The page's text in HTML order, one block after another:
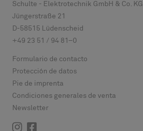
Schulte - Elektrotechnik GmbH & Co. KG
Jüngerstraße 21
D-58515 Lüdenscheid
+49 23 51 / 94 81–0
Formulario de contacto
Protección de datos
Pie de imprenta
Condiciones generales de venta
Newsletter
InstagramFacebook